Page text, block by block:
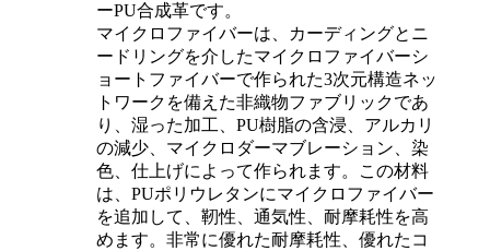
ーPU合成革です。
マイクロファイバーは、カーディングとニ
ードリングを介したマイクロファイバーシ
ョートファイバーで作られた3次元構造ネッ
トワークを備えた非織物ファブリックであ
り、湿った加工、PU樹脂の含浸、アルカリ
の減少、マイクロダーマブレーション、染
色、仕上げによって作られます。この材料
は、PUポリウレタンにマイクロファイバー
を追加して、靭性、通気性、耐摩耗性を高
めます。非常に優れた耐摩耗性、優れたコ